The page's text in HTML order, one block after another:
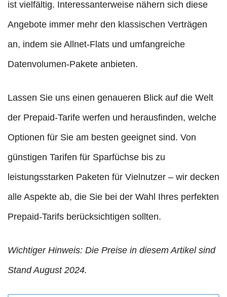
ist vielfältig. Interessanterweise nähern sich diese
Angebote immer mehr den klassischen Verträgen
an, indem sie Allnet-Flats und umfangreiche
Datenvolumen-Pakete anbieten.
Lassen Sie uns einen genaueren Blick auf die Welt
der Prepaid-Tarife werfen und herausfinden, welche
Optionen für Sie am besten geeignet sind. Von
günstigen Tarifen für Sparfüchse bis zu
leistungsstarken Paketen für Vielnutzer – wir decken
alle Aspekte ab, die Sie bei der Wahl Ihres perfekten
Prepaid-Tarifs berücksichtigen sollten.
Wichtiger Hinweis: Die Preise in diesem Artikel sind
Stand August 2024.